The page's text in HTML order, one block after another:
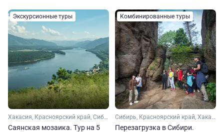
Экскурсионные туры
Хакасия, Красноярский край, Сибирь, Тыва (Тува)
Саянская мозаика. Тур на 5
Комбинированные туры
Сибирь, Красноярский край, Хакасия, Кемеровская область
Перезагрузка в Сибири.